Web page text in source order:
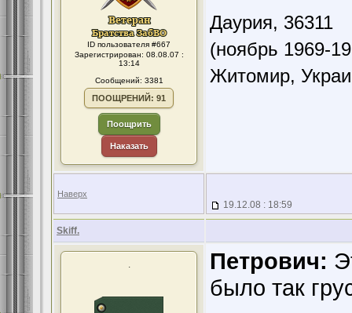
ID пользователя #667
Зарегистрирован: 08.08.07 :
13:14
Сообщений: 3381
ПООЩРЕНИЙ: 91
Поощрить
Наказать
Даурия, 36311
(ноябрь 1969-
Житомир,
Наверх
19.12.08 : 18:59
Skiff.
. Петрович:
было так